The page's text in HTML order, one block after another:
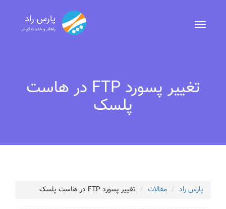
تغییر پسورد FTP در هاست
پلسک
پارس راد مقالات تغییر پسورد FTP در هاست پلسک